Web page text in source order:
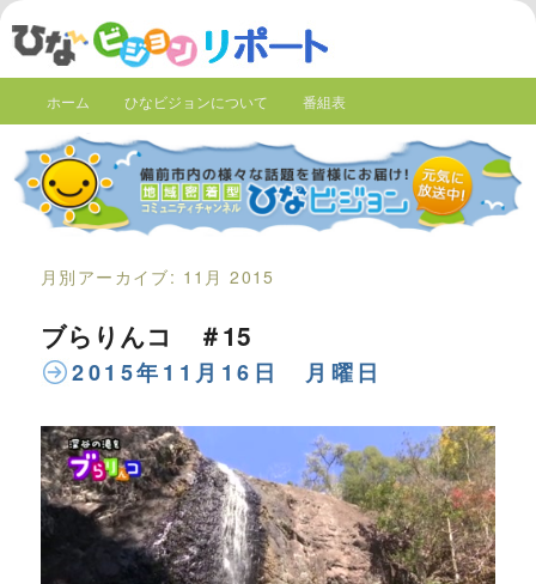
ホーム ひなビジョンについて 番組表
月別アーカイブ: 11月 2015
ブらりんコ ＃15
2015年11月16日 月曜日